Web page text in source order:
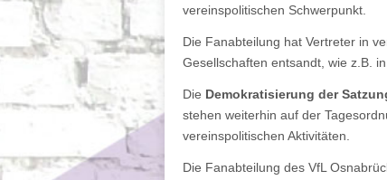
vereinspolitischen Schwerpunkt.
Die Fanabteilung hat Vertreter in
Gesellschaften entsandt, wie z.B.
Die Demokratisierung der
stehen weiterhin auf der
vereinspolitischen Aktivitäten.
Die Fanabteilung des VfL